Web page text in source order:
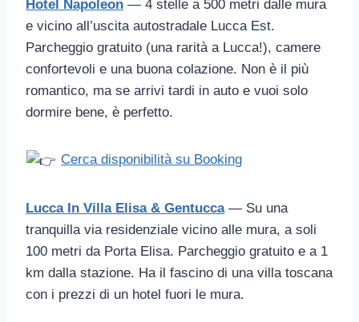
Hotel Napoleon — 4 stelle a 500 metri dalle mura
e vicino all’uscita autostradale Lucca Est.
Parcheggio gratuito (una rarità a Lucca!), camere
confortevoli e una buona colazione. Non è il più
romantico, ma se arrivi tardi in auto e vuoi solo
dormire bene, è perfetto.
Cerca disponibilità su Booking
Lucca In Villa Elisa & Gentucca— Su una
tranquilla via residenziale vicino alle mura, a soli
100 metri da Porta Elisa. Parcheggio gratuito e a 1
km dalla stazione. Ha il fascino di una villa toscana
con i prezzi di un hotel fuori le mura.